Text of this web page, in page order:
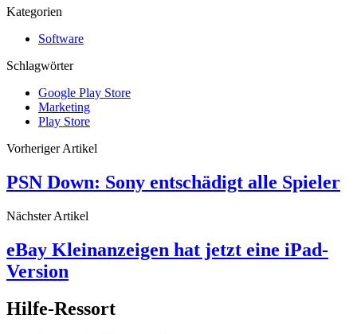
Kategorien
Software
Schlagwörter
Google Play Store
Marketing
Play Store
Vorheriger Artikel
PSN Down: Sony entschädigt alle Spieler
Nächster Artikel
eBay Kleinanzeigen hat jetzt eine iPad-
Version
Hilfe-Ressort